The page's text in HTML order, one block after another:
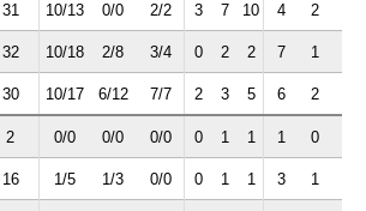
31 10/13 0/0 2/2 3 7 10 4 2
32 10/18 2/8 3/4 0 2 2 7 1
30 10/17 6/12 7/7 2 3 5 6 2
2 0/0 0/0 0/0 0 1 1 1 0
16 1/5 1/3 0/0 0 1 1 3 1